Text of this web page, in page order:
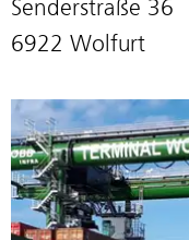
Senderstraße 36
6922 Wolfurt